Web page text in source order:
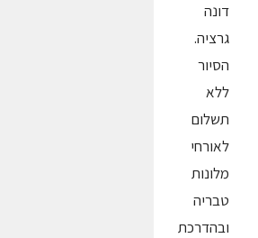
דונה
גרציה.
הסיור
ללא
תשלום
לאורחי
מלונות
טבריה
ובהדרכת